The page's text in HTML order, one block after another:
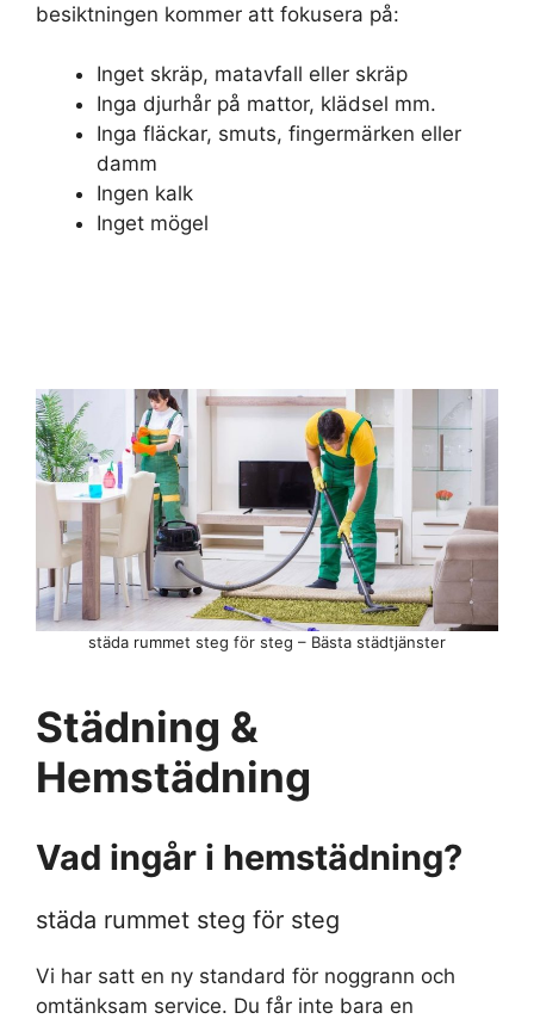
besiktningen kommer att fokusera på:
Inget skräp, matavfall eller skräp
Inga djurhår på mattor, klädsel mm.
Inga fläckar, smuts, fingermärken eller
damm
Ingen kalk
Inget mögel
städa rummet steg för steg – Bästa städtjänster
Städning &
Hemstädning
Vad ingår i hemstädning?
städa rummet steg för steg
Vi har satt en ny standard för noggrann och
omtänksam service. Du får inte bara en